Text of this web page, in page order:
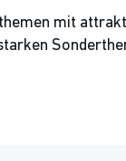
mit